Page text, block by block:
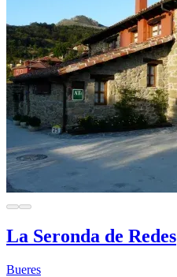
La Seronda de Redes
Bueres